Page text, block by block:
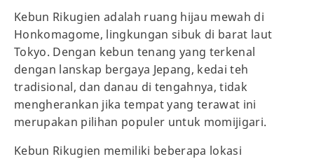
Kebun Rikugien adalah ruang hijau mewah di
Honkomagome, lingkungan sibuk di barat laut
Tokyo. Dengan kebun tenang yang terkenal
dengan lanskap bergaya Jepang, kedai teh
tradisional, dan danau di tengahnya, tidak
mengherankan jika tempat yang terawat ini
merupakan pilihan populer untuk momijigari.
Kebun Rikugien memiliki beberapa lokasi